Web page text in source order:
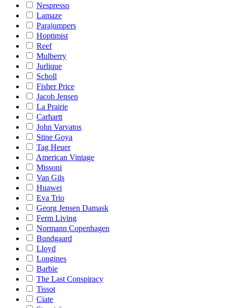
Nespresso
Lamaze
Parajumpers
Hoptimist
Reef
Mulberry
Jurlique
Scholl
Fisher Price
Jacob Jensen
La Prairie
Carhartt
John Varvatos
Stine Goya
Tag Heuer
American Vintage
Missoni
Van Gils
Huawei
Eva Trio
Georg Jensen Damask
Ferm Living
Normann Copenhagen
Bundgaard
Lloyd
Longines
Barbie
The Last Conspiracy
Tissot
Ciate